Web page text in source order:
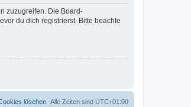
zuzugreifen. Die Board-
du dich registrierst. Bitte beachte
Alle Zeiten sind UTC+01:00
löschen